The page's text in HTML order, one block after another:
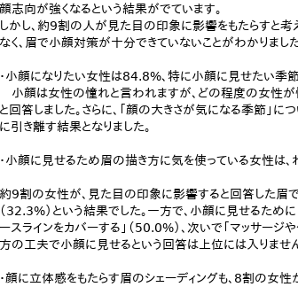
顔志向が強くなるという結果がでています。
しかし、約9割の人が見た目の印象に影響をもたらすと考
なく、眉で小顔対策が十分できていないことがわかりました
・小顔になりたい女性は84.8%、特に小顔に見せたい季節
小顔は女性の憧れと言われますが、どの程度の女性が
と回答しました。さらに、「顔の大きさが気になる季節」
に引き離す結果となりました。
・小顔に見せるため眉の描き方に気を使っている女性は
約9割の女性が、見た目の印象に影響すると回答した眉
（32.3%）という結果でした。一方で、小顔に見せるために
ースラインをカバーする」（50.0%）、次いで「マッサー
方の工夫で小顔に見せるという回答は上位には入りません
・顔に立体感をもたらす眉のシェーディングも、8割の女性